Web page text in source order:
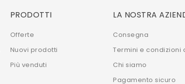
PRODOTTI
Offerte
Nuovi prodotti
Più venduti
LA NOSTRA
Consegna
Termini e condizioni
Chi siamo
Pagamento sicuro